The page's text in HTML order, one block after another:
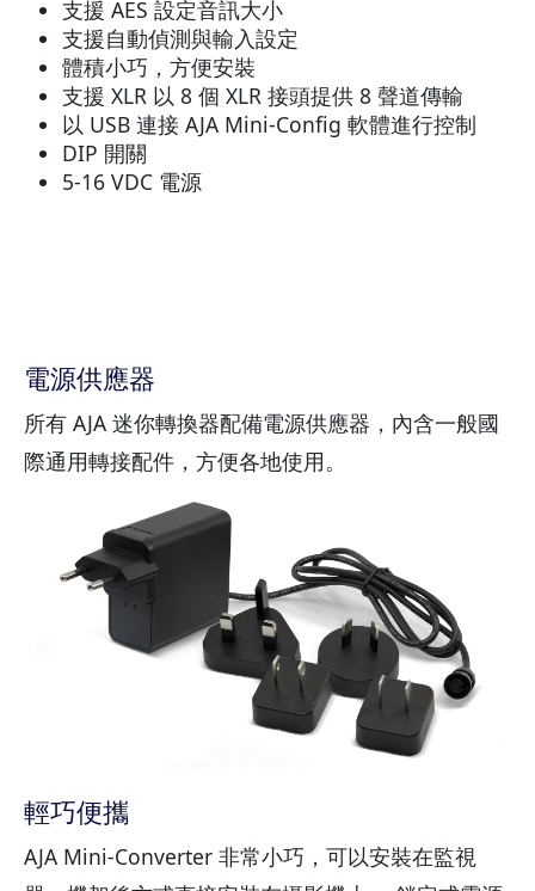
支援 AES 設定音訊大小
支援自動偵測與輸入設定
體積小巧，方便安裝
支援 XLR 以 8 個 XLR 接頭提供 8 聲道傳輸
以 USB 連接 AJA Mini-Config 軟體進行控制
DIP 開關
5-16 VDC 電源
電源供應器
所有 AJA 迷你轉換器配備電源供應器，內含一般國
際通用轉接配件，方便各地使用。
輕巧便攜
AJA Mini-Converter 非常小巧，可以安裝在監視